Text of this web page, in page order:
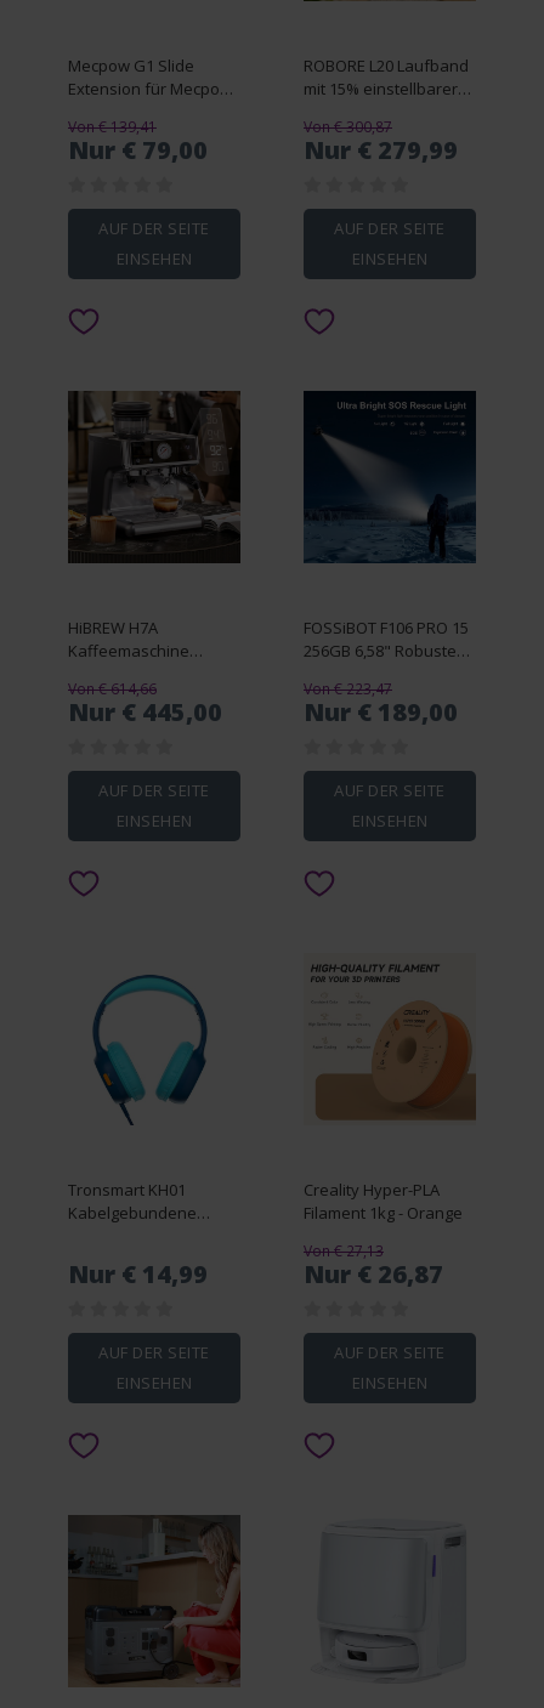
Mecpow G1 Slide
Extension für Mecpow
Von € 139,41
Nur € 79,00
AUF DER SEITE
EINSEHEN
ROBORE L20 Laufband
mit 15% einstellbarer
Von € 300,87
Nur € 279,99
AUF DER SEITE
EINSEHEN
HiBREW H7A
Kaffeemaschine
Von € 614,66
Nur € 445,00
AUF DER SEITE
EINSEHEN
FOSSiBOT F106 PRO 15
256GB 6,58" Robustes
Von € 223,47
Nur € 189,00
AUF DER SEITE
EINSEHEN
Tronsmart KH01
Kabelgebundene
Nur € 14,99
AUF DER SEITE
EINSEHEN
Creality Hyper-PLA
Filament 1kg - Orange
Von € 27,13
Nur € 26,87
AUF DER SEITE
EINSEHEN